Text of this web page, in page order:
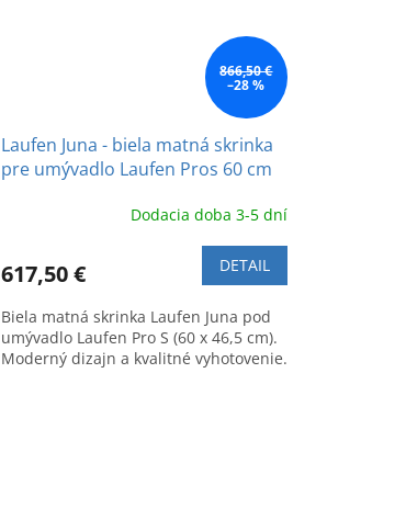
866,50 €
–28 %
Laufen Juna - biela matná skrinka
pre umývadlo Laufen Pros 60 cm
Dodacia doba 3-5 dní
617,50 € DETAIL
Biela matná skrinka Laufen Juna pod
umývadlo Laufen Pro S (60 x 46,5 cm).
Moderný dizajn a kvalitné vyhotovenie.